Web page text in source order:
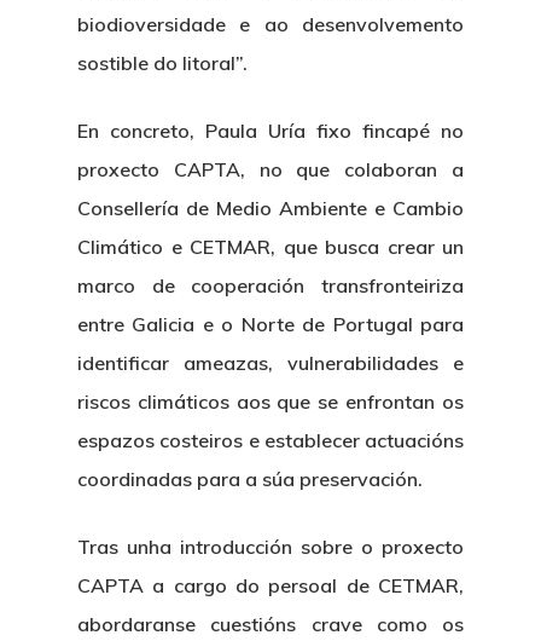
biodioversidade e ao desenvolvemento
sostible do litoral”.
En concreto, Paula Uría fixo fincapé no
proxecto CAPTA, no que colaboran a
Consellería de Medio Ambiente e Cambio
Climático e CETMAR, que busca crear un
marco de cooperación transfronteiriza
entre Galicia e o Norte de Portugal para
identificar ameazas, vulnerabilidades e
riscos climáticos aos que se enfrontan os
espazos costeiros e establecer actuacións
coordinadas para a súa preservación.
Tras unha introducción sobre o proxecto
CAPTA a cargo do persoal de CETMAR,
abordaranse cuestións crave como os